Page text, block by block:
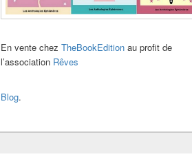
En vente chez TheBookEdition au profit de
l’association Rêves
Blog.